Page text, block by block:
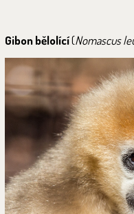
Gibon bělolící(Nomascus